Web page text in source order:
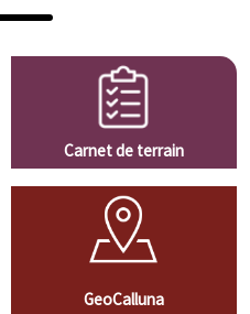
Carnet de terrain
GeoCalluna